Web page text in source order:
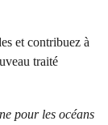
et contribuez à
traité
pour les océans